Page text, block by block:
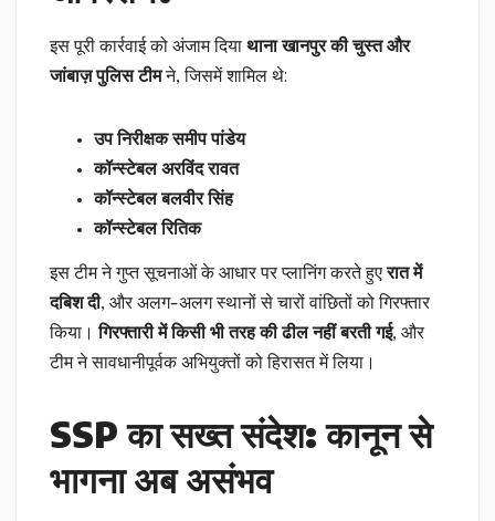
इस पूरी कार्रवाई को अंजाम दिया थाना खानपुर की चुस्त और
जांबाज़ पुलिस टीमने, जिसमें शामिल थे:
उप निरीक्षक समीप पांडेय
कॉन्स्टेबल अरविंद रावत
कॉन्स्टेबल बलवीर सिंह
कॉन्स्टेबल रितिक
इस टीम ने गुप्त सूचनाओं के आधार पर प्लानिंग करते हुएरात में
दबिश दी, और अलग-अलग स्थानों से चारों वांछितों को गिरफ्तार
किया।गिरफ्तारी में किसी भी तरह की ढील नहीं बरती गई, और
टीम ने सावधानीपूर्वक अभियुक्तों को हिरासत में लिया।
SSP का सख्त संदेश: कानून से
भागना अब असंभव